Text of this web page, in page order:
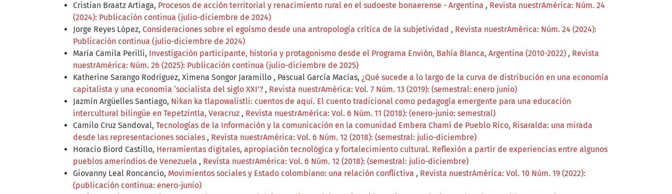
Cristian Braatz Artiaga, Procesos de acción territorial y renacimiento rural en el sudoeste bonaerense - Argentina , Revista nuestrAmérica: Núm. 24
(2024): Publicación continua (julio-diciembre de 2024)
Jorge Reyes López, Consideraciones sobre el egoísmo desde una antropología crítica de la subjetividad , Revista nuestrAmérica: Núm. 24 (2024):
Publicación continua (julio-diciembre de 2024)
María Camila Perilli, Investigación participante, historia y protagonismo desde el Programa Envión, Bahía Blanca, Argentina (2010-2022) , Revista
nuestrAmérica: Núm. 26 (2025): Publicación continua (julio-diciembre de 2025)
Katherine Sarango Rodríguez, Ximena Songor Jaramillo , Pascual García Macías, ¿Qué sucede a lo largo de la curva de distribución en una economía
capitalista y una economía ‘socialista del siglo XXI’? , Revista nuestrAmérica: Vol. 7 Núm. 13 (2019): (semestral: enero junio)
Jazmín Argüelles Santiago, Nikan ka tlapowalistli: cuentos de aquí. El cuento tradicional como pedagogía emergente para una educación
intercultural bilingüe en Tepetzintla, Veracruz , Revista nuestrAmérica: Vol. 6 Núm. 11 (2018): (enero-junio: semestral)
Camilo Cruz Sandoval, Tecnologías de la Información y la comunicación en la comunidad Embera Chamí de Pueblo Rico, Risaralda: una mirada
desde las representaciones sociales , Revista nuestrAmérica: Vol. 6 Núm. 12 (2018): (semestral: julio-diciembre)
Horacio Biord Castillo, Herramientas digitales, apropiación tecnológica y fortalecimiento cultural. Reflexión a partir de experiencias entre algunos
pueblos amerindios de Venezuela , Revista nuestrAmérica: Vol. 6 Núm. 12 (2018): (semestral: julio-diciembre)
Giovanny Leal Roncancio, Movimientos sociales y Estado colombiano: una relación conflictiva , Revista nuestrAmérica: Vol. 10 Núm. 19 (2022):
(publicación continua: enero-junio)